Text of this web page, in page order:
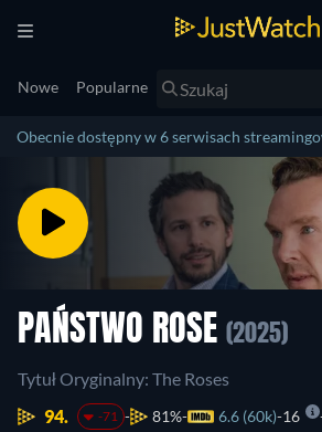
Nowe Popularne
Obecnie dostępny w 6 serwisach
PAŃSTWO ROSE (2025)
Tytuł Oryginalny: The Roses
94.
-71 81% 6.6 (60k) 16